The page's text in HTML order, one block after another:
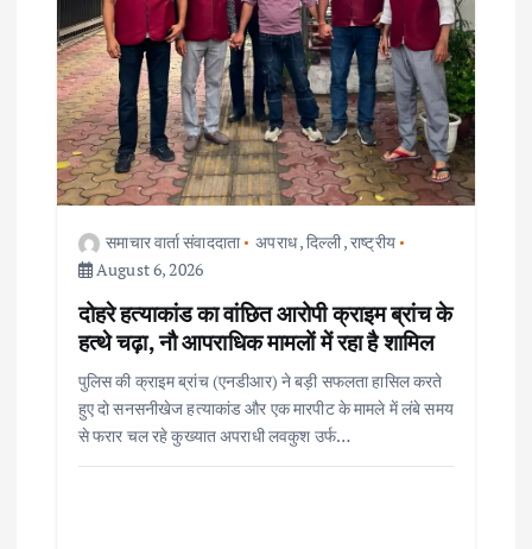
समाचार वार्ता संवाददाता अपराध,दिल्ली,राष्ट्रीय
August 6, 2026
दोहरे हत्याकांड का वांछित आरोपी क्राइम ब्रांच के
हत्थे चढ़ा, नौ आपराधिक मामलों में रहा है शामिल
पुलिस की क्राइम ब्रांच (एनडीआर) ने बड़ी सफलता हासिल करते
हुए दो सनसनीखेज हत्याकांड और एक मारपीट के मामले में लंबे समय
से फरार चल रहे कुख्यात अपराधी लवकुश उर्फ…